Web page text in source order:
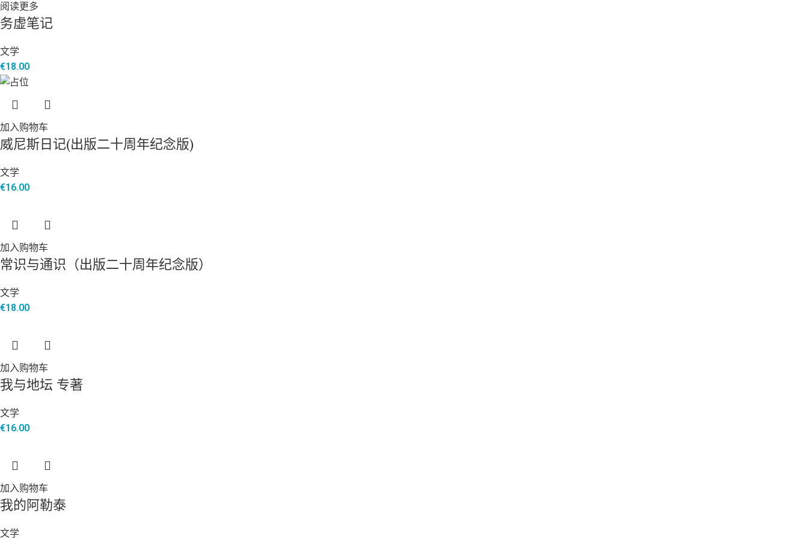
阅读更多
务虚笔记
文学
€18.00
加入购物车
威尼斯日记(出版二十周年纪念版)
文学
€16.00
加入购物车
常识与通识（出版二十周年纪念版）
文学
€18.00
加入购物车
我与地坛 专著
文学
€16.00
加入购物车
我的阿勒泰
文学